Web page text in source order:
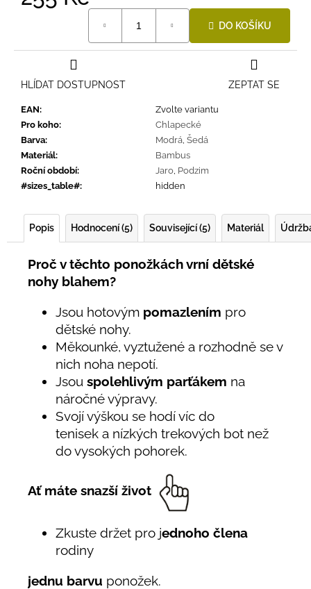
DO KOŠÍKU
EAN:
Zvolte variantu
Pro koho:
Chlapecké
Barva: Modrá, Šedá
Materiál:
Bambus
Roční období: Jaro, Podzim
#sizes_table#: hidden
ZEPTAT SE
HLÍDAT DOSTUPNOST
Popis Hodnocení (5) Související (5) Materiál
Proč v těchto ponožkách vrní dětské
nohy blahem?
Jsou hotovým pomazlením pro
dětské nohy.
Měkounké, vyztužené a rozhodně se v
nich noha nepotí.
Jsou spolehlivým parťákem na
náročné výpravy.
Svojí výškou se hodí víc do
tenisek a nízkých trekových bot než
do vysokých pohorek.
Ať máte snazší život
Zkuste držet pro jednoho člena
rodiny
jednu barvu ponožek.